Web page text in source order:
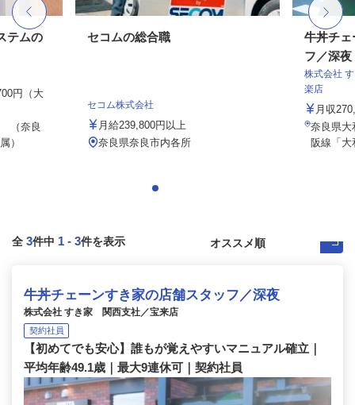
テムの
円（大
（奈良
）
セコムの総合職
セコム株式会社
月給239,800円以上
奈良県奈良市内各所
牛丼チェ
フ／深夜
株式会社
楽店
月収
奈良県大
阪線「大
全 3件中 1 - 3件を表示
牛丼チェーンすき家の店舗スタッフ／深夜
株式会社 すき家 関西支社／宝来店
契約社員
【初めてでも安心】誰もが覚えやすいマニュアル確立｜
平均年齢49.1歳｜最大9連休可｜契約社員